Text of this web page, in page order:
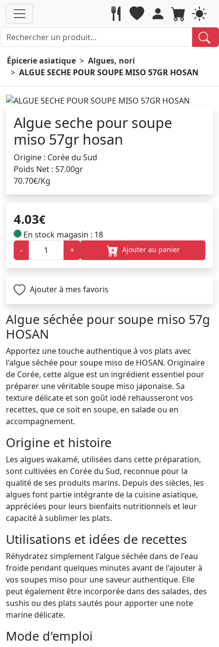
Épicerie asiatique
Algues, nori
ALGUE SECHE POUR SOUPE MISO 57GR HOSAN
Algue seche pour soupe
miso 57gr hosan
Origine : Corée du Sud
Poids Net : 57.00gr
70.70€/Kg
4.03€
En stock magasin : 18
-
+ Ajouter au panier
Ajouter à mes favoris
Algue séchée pour soupe miso 57g
HOSAN
Apportez une touche authentique à vos plats avec
l'algue séchée pour soupe miso de HOSAN. Originaire
de Corée, cette algue est un ingrédient essentiel pour
préparer une véritable soupe miso japonaise. Sa
texture délicate et son goût iodé rehausseront vos
recettes, que ce soit en soupe, en salade ou en
accompagnement.
Origine et histoire
Les algues wakamé, utilisées dans cette préparation,
sont cultivées en Corée du Sud, reconnue pour la
qualité de ses produits marins. Depuis des siècles, les
algues font partie intégrante de la cuisine asiatique,
appréciées pour leurs bienfaits nutritionnels et leur
capacité à sublimer les plats.
Utilisations et idées de recettes
Réhydratez simplement l'algue séchée dans de l'eau
froide pendant quelques minutes avant de l'ajouter à
vos soupes miso pour une saveur authentique. Elle
peut également être incorporée dans des salades, des
sushis ou des plats sautés pour apporter une note
marine délicate.
Mode d'emploi